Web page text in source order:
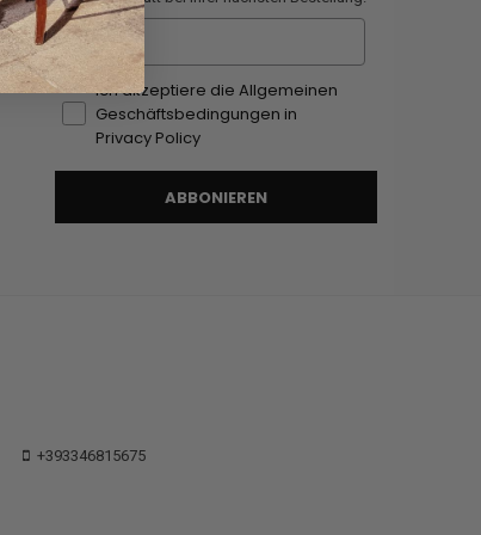
Email
Ich akzeptiere die Allgemeinen
Geschäftsbedingungen in
Privacy Policy
ABBONIEREN
+393346815675